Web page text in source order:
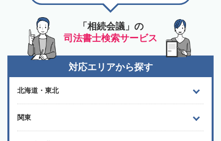
「相続会議」の
司法書士検索サービス
対応エリアから探す
北海道・東北
関東